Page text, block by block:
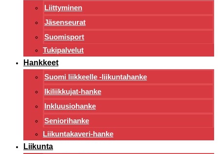
Liittyminen
Jäsenseurat
Suomisport
Tukipalvelut
Hankkeet
Suomi liikkeelle -liikuntahanke
Ikiliikkujat-hanke
Inkluusiohanke
Seniorihanke
Liikuntakaveri-hanke
Liikunta